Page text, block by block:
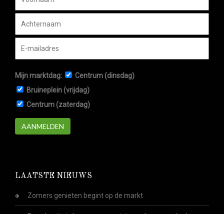
Mijn marktdag:
Centrum (dinsdag)
Bruineplein (vrijdag)
Centrum (zaterdag)
AANMELDEN
LAATSTE NIEUWS
Zomers genieten begint op de markt